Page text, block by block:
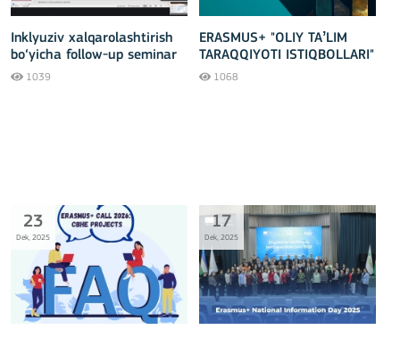
Inklyuziv xalqarolashtirish
bo‘yicha follow-up seminar
o‘tkazildi
1039
ERASMUS+ "OLIY TAʼLIM
TARAQQIYOTI ISTIQBOLLARI"
18-soni!
1068
23
Dek, 2025
17
Dek, 2025